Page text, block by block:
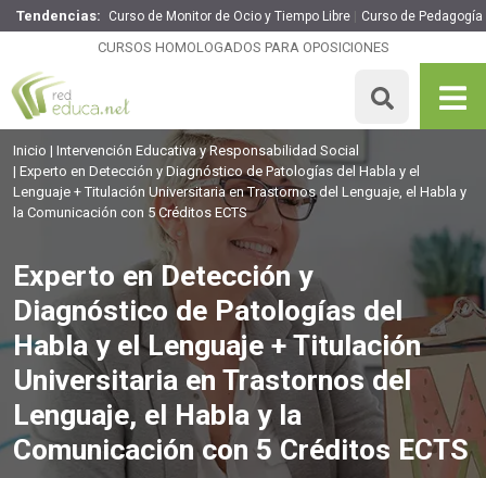
Tendencias: Curso de Monitor de Ocio y Tiempo Libre Curso de
CURSOS HOMOLOGADOS PARA OPOSICIONES
Experto en Detección y Diagnóstico de Patologías del
Habla y el Lenguaje + Titulación Universitaria en
Trastornos del Lenguaje, el Habla y la Comunicación con 5
Créditos ECTS
225 H 5 ECTS 360€ 306€
MATRICULARME
Inicio
Intervención Educativa y Responsabilidad Social
Experto en Detección y Diagnóstico de Patologías del Habla y el
Lenguaje + Titulación Universitaria en Trastornos del Lenguaje, el Habla y
la Comunicación con 5 Créditos ECTS
Experto en Detección y
Diagnóstico de Patologías del
Habla y el Lenguaje + Titulación
Universitaria en Trastornos del
Lenguaje, el Habla y la
Comunicación con 5 Créditos ECTS